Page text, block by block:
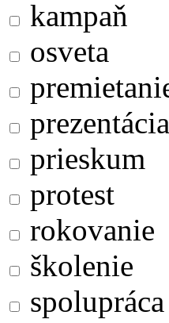
kampaň
osveta
prezentácia
prieskum
protest
rokovanie
školenie